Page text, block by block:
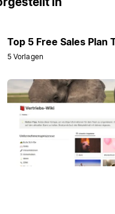
Top 5 Free Sales Plan
5 Vorlagen